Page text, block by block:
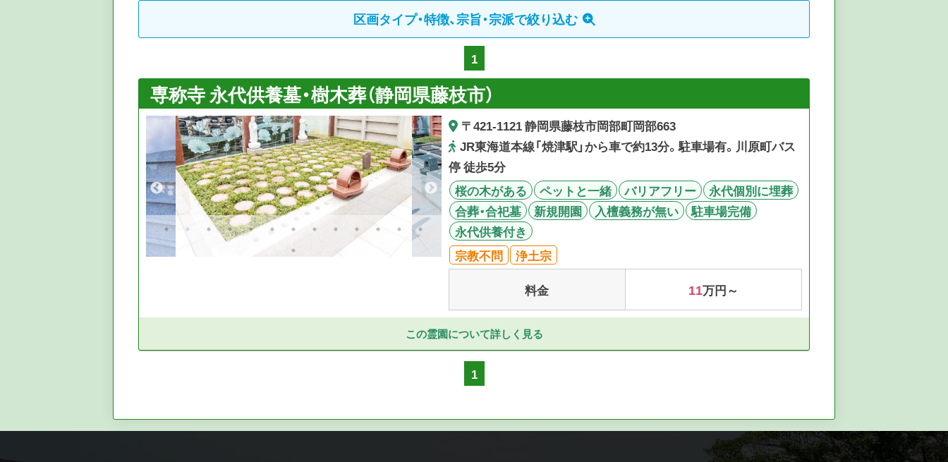
区画タイプ・特徴、宗旨・宗派で絞り込む
1
専称寺 永代供養墓・樹木葬（静岡県藤枝市）
〒421-1121 静岡県藤枝市岡部町岡部663
JR東海道本線「焼津駅」から車で約13分。駐車場有。川原町バス
停 徒歩5分
桜の木がある
ペットと一緒 バリアフリー
永代個別に埋葬
合葬・合祀墓
新規開園 入檀義務が無い
駐車場完備
永代供養付き
宗教不問
浄土宗
料金
11万円～
この霊園について詳しく見る
1